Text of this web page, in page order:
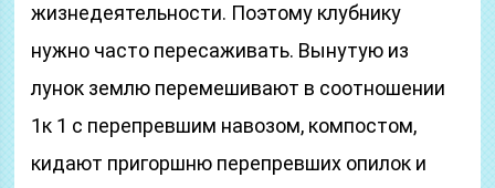
жизнедеятельности. Поэтому клубнику
нужно часто пересаживать. Вынутую из
лунок землю перемешивают в соотношении
1к 1 с перепревшим навозом, компостом,
кидают пригоршню перепревших опилок и